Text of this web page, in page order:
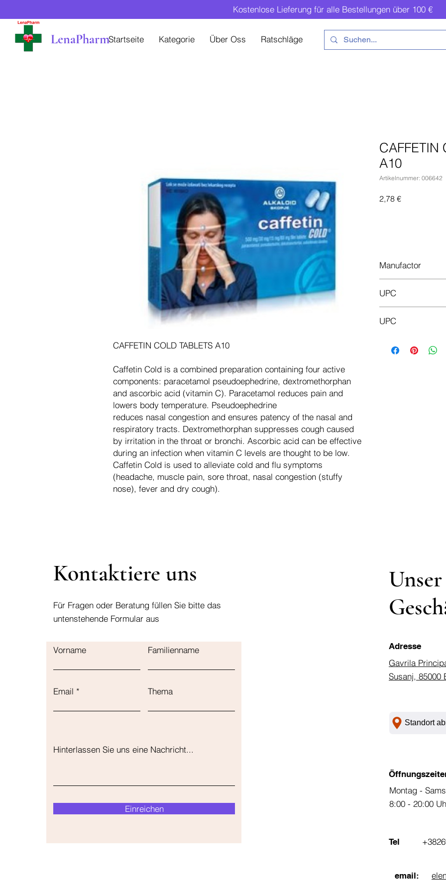
Kostenlose Lieferung für alle Bestellungen über 100 €
LenaPharmStartseite Kategorie Über Oss Ratschläge
CAFFETIN COLD TABLETS A10
Caffetin Cold is a combined preparation containing four active
components: paracetamol pseudoephedrine, dextromethorphan
and ascorbic acid (vitamin C). Paracetamol reduces pain and
lowers body temperature. Pseudoephedrine
reduces nasal congestion and ensures patency of the nasal and
respiratory tracts. Dextromethorphan suppresses cough caused
by irritation in the throat or bronchi. Ascorbic acid can be effective
during an infection when vitamin C levels are thought to be low.
Caffetin Cold is used to alleviate cold and flu symptoms
(headache, muscle pain, sore throat, nasal congestion (stuffy
nose), fever and dry cough).
CAFFETIN
A10
Artikelnummer: 006642
2,78 €Preis
Manufactor
UPC
UPC
Kontaktiere uns
Für Fragen oder Beratung füllen Sie bitte das
untenstehende Formular aus
Vorname Familienname
Email Thema
Hinterlassen Sie uns eine Nachricht...
Einreichen
Unser
Adresse
Gavrila
Susanj, 85000
Standort
Montag -
8:00 - 20:00
Tel
email: